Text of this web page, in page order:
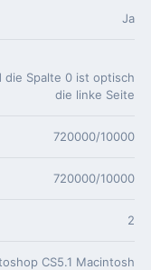
Ja
die Spalte 0 ist optisch
die linke Seite
720000/10000
720000/10000
2
CS5.1 Macintosh